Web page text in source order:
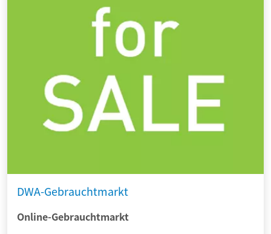
DWA-Gebrauchtmarkt
Online-Gebrauchtmarkt